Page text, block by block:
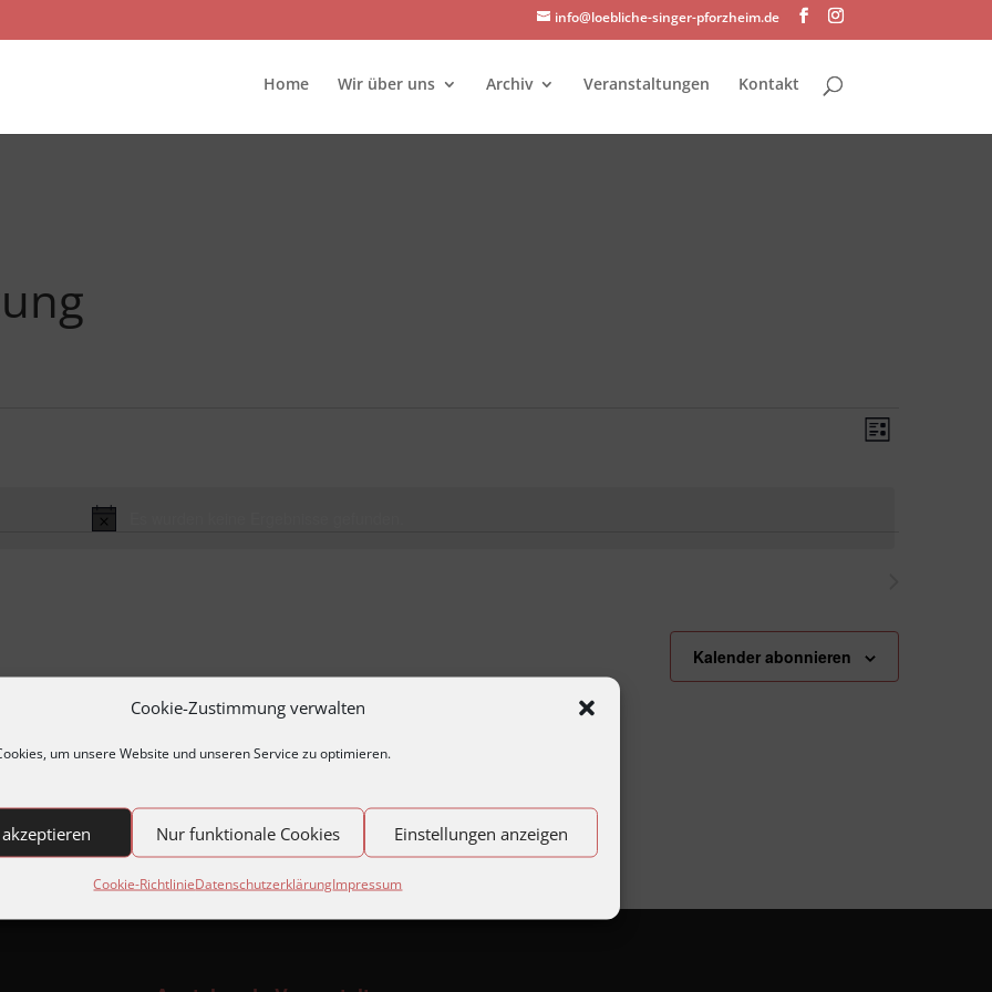
Cookie-Zustimmung verwalten
um unsere Website und unseren Service zu optimieren.
Nur funktionale Cookies Einstellungen anzeigen
Cookie-RichtlinieDatenschutzerklärungImpressum
info@loebliche-singer-pforzheim.de
Home Wir über uns Archiv Veranstaltungen Kontakt
Liste
Kalender abonnieren